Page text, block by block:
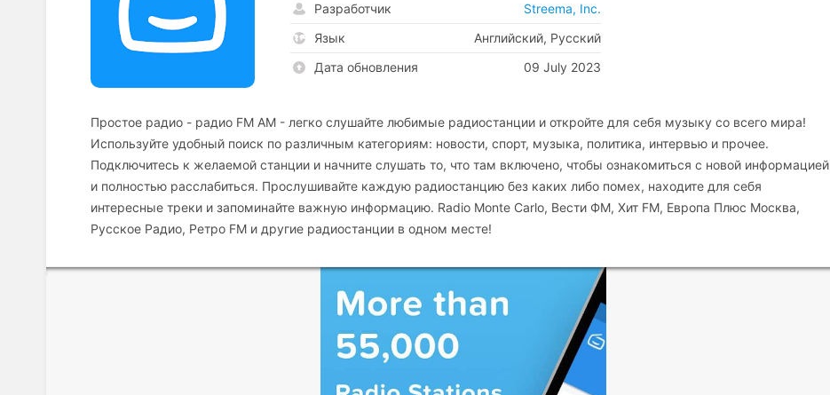
Разработчик
Streema, Inc.
Язык
Английский, Русский
Дата обновления
09 July 2023
Простое радио - радио FM AM - легко слушайте любимые радиостанции и откройте для себя музыку со всего мира!
Используйте удобный поиск по различным категориям: новости, спорт, музыка, политика, интервью и прочее.
Подключитесь к желаемой станции и начните слушать то, что там включено, чтобы ознакомиться с новой информацией
и полностью расслабиться. Прослушивайте каждую радиостанцию без каких либо помех, находите для себя
интересные треки и запоминайте важную информацию. Radio Monte Carlo, Вести ФМ, Хит FM, Европа Плюс Москва,
Русское Радио, Ретро FM и другие радиостанции в одном месте!